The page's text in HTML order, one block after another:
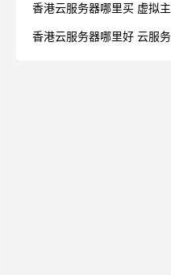
香港云服务器哪里买 虚拟
香港云服务器哪里好 云服